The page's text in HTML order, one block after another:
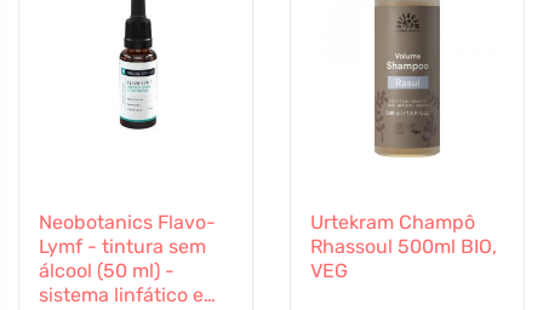
Neobotanics Flavo-
Lymf - tintura sem
álcool (50 ml) -
sistema linfático e
Urtekram Champô
Rhassoul 500ml BIO,
VEG